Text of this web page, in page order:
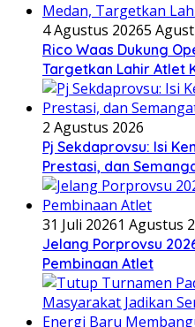
4 Agustus 20265
Rico Waas Dukung
Targetkan Lahir Atlet
2 Agustus 2026
Pj Sekdaprovsu: Isi
Prestasi, dan
31 Juli 20261 Agustus
Jelang Porprovsu
Pembinaan Atlet